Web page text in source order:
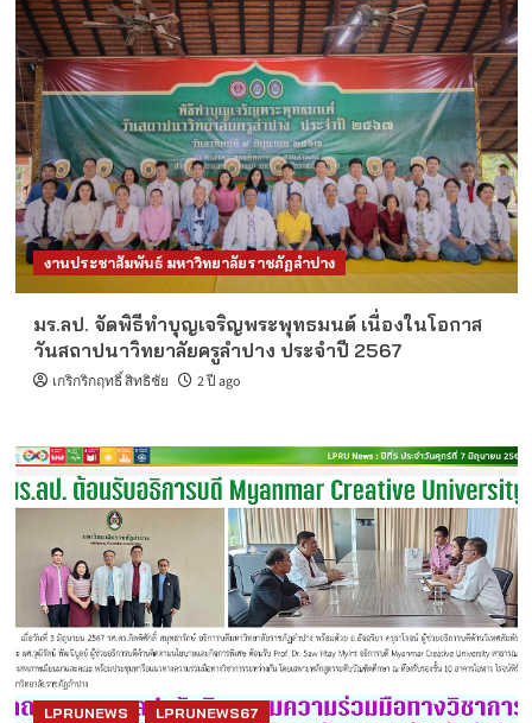
งานประชาสัมพันธ์ มหาวิทยาลัยราชภัฏลำปาง
มร.ลป. จัดพิธีทำบุญเจริญพระพุทธมนต์ เนื่องในโอกาส
วันสถาปนาวิทยาลัยครูลำปาง ประจำปี 2567
เกริกริกฤทธิ์ สิทธิชัย 2 ปี ago
LPRUNEWS LPRUNEWS67